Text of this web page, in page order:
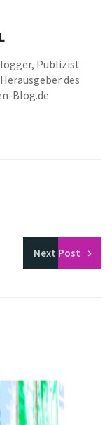
Publizist
des
Blog.de
Next Post